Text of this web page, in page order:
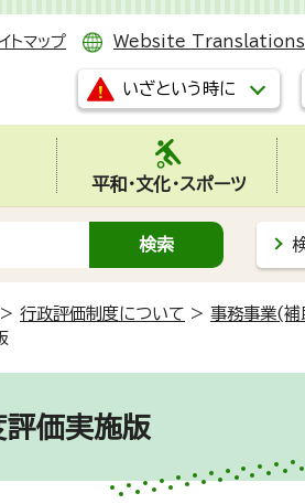
トマップ Website Translations
いざという時に
平和・文化・スポーツ
> 行政評価制度について > 事務事業(補
価実施版